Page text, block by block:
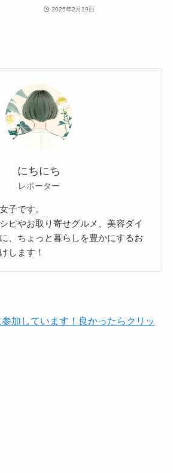
2025年2月19日
にちにち
レポーター
子です。
ピやお取り寄せグルメ、美容ダイ
、ちょっと暮らしを豊かにするお
します！
加しています！良かったらクリッ